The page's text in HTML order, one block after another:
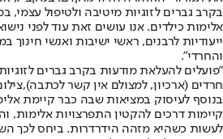
בקרב גברים לזוגיות מיטיבה ולטיפול עצמי,
אלימות כילדים. אנו עושים זאת עוד לפני
ייעודיות לרבנים, ראשי ישיבות ואנשי חינוך
והחרדי".
"פועלים להעלאת מודעות בקרב גברים
חרדים (ארכיון, למצולם אין קשר
בנוסף לעיסוק במציאות שבה כבר קיימת
קיימות דרכים להקטין התפרצויות אלימות,
לעשות כשהיא מזהה הידרדרות. ביחס לכך